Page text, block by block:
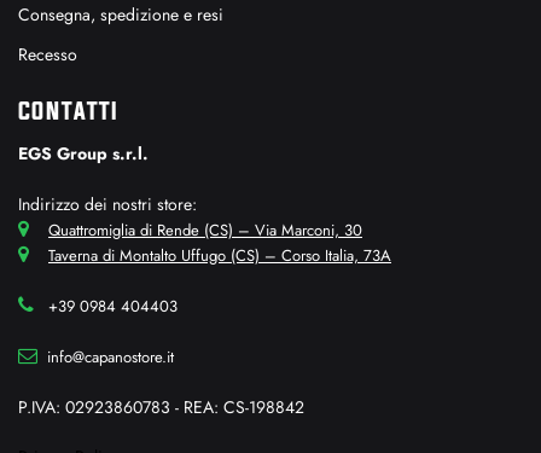
Consegna, spedizione e resi
Recesso
CONTATTI
EGS Group s.r.l.
Indirizzo dei nostri store:
Quattromiglia di Rende (CS) – Via Marconi, 30
Taverna di Montalto Uffugo (CS) – Corso Italia, 73A
+39 0984 404403
info@capanostore.it
P.IVA: 02923860783 - REA: CS-198842